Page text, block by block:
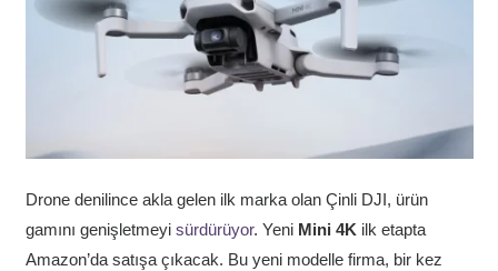
Drone denilince akla gelen ilk marka olan Çinli DJI, ürün
gamını genişletmeyi sürdürüyor. Yeni Mini 4K ilk etapta
Amazon’da satışa çıkacak. Bu yeni modelle firma, bir kez